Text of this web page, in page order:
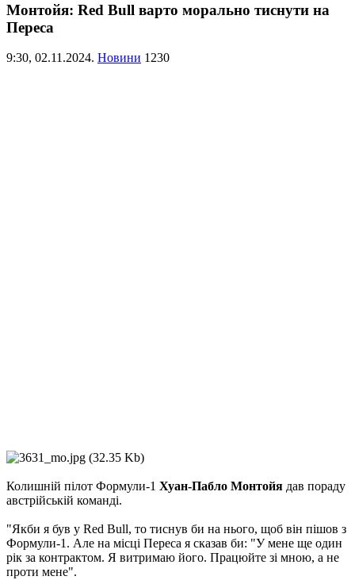
Монтойя: Red Bull варто морально тиснути на
Переса
9:30, 02.11.2024. Новини 1230
Колишній пілот Формули-1 Хуан-Пабло Монтойя дав пораду
австрійській команді.
"Якби я був у Red Bull, то тиснув би на нього, щоб він пішов з
Формули-1. Але на місці Переса я сказав би: "У мене ще один
рік за контрактом. Я витримаю його. Працюйте зі мною, а не
проти мене".